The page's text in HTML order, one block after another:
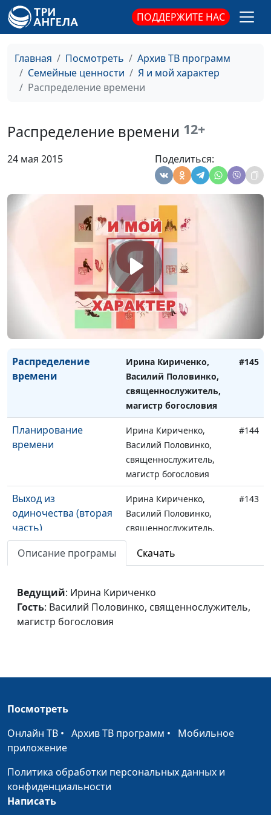
ПОДДЕРЖИТЕ НАС
Главная Посмотреть
Архив ТВ программ
Семейные ценности
Я и мой характер
Распределение времени
Распределение времени 12+
24 мая 2015 Поделиться:
Привычки (первая
часть)
Ирина Кириченко,
Василий Половинко,
магистр богословия
#150
Преуспевание
Ирина Кириченко,
магистр богословия
Преуспевание
Ирина Кириченко,
Василий Половинко,
священнослужитель,
Предубеждения
Ирина Кириченко,
Василий Половинко,
священнослужитель,
магистр богословия
отчаивающихся
Ирина Кириченко,
Василий Половинко,
священнослужитель,
магистр богословия
Распределение
времени
Ирина Кириченко,
Василий Половинко,
священнослужитель,
магистр богословия
#145
Планирование
времени
Ирина Кириченко,
Василий Половинко,
священнослужитель,
магистр богословия
#144
Выход из
одиночества (вторая
часть)
Ирина Кириченко,
Василий Половинко,
священнослужитель,
магистр богословия
#143
часть)
Ирина Кириченко,
священнослужитель,
магистр богословия
#142
магистр богословия
Языки общения
священнослужитель,
Барьеры в общении
Ирина Кириченко,
Описание програмы Скачать
Ведущий: Ирина Кириченко
Гость: Василий Половинко, священнослужитель,
магистр богословия
Посмотреть
Онлайн ТВ • Архив ТВ программ • Мобильное
приложение
Политика обработки персональных данных и
конфиденциальности
Написать